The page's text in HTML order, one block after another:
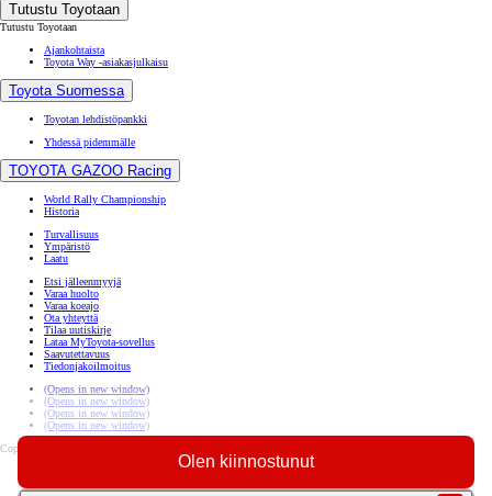
Olen kiinnostunut
Tutustu Toyotaan
Tutustu Toyotaan
Ajankohtaista
Toyota Way -asiakasjulkaisu
Toyota Suomessa
Toyotan lehdistöpankki
Yhdessä pidemmälle
TOYOTA GAZOO Racing
World Rally Championship
Historia
Turvallisuus
Ympäristö
Laatu
Etsi jälleenmyyjä
Varaa huolto
Varaa koeajo
Ota yhteyttä
Tilaa uutiskirje
Lataa MyToyota-sovellus
Saavutettavuus
Tiedonjakoilmoitus
(Opens in new window)
(Opens in new window)
(Opens in new window)
(Opens in new window)
Copyright © Toyota Auto Finland Oy 2026